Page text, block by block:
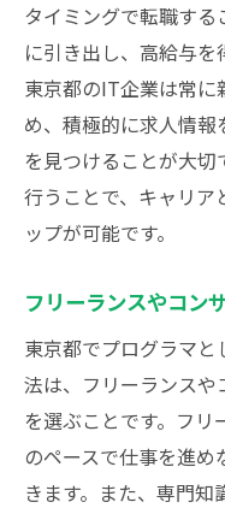
タイミングで転職す
に引き出し、高給与を
東京都のIT企業は常に
め、積極的に求人情
を見つけることが大
行うことで、キャリア
ップが可能です。
フリーランスやコン
東京都でプログラマ
法は、フリーランス
を選ぶことです。フ
のペースで仕事を進
きます。また、専門